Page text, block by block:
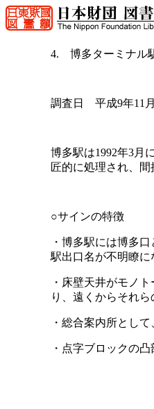
4. 博多ターミナル
調査日 平成9年11月
博多駅は1992年3月
匠的に処理され、
○サインの特徴
・博多駅には博多
駅出口名が不明瞭
・床壁天井がモノ
り、遠くからそれら
・総合案内所とし
・点字ブロックの